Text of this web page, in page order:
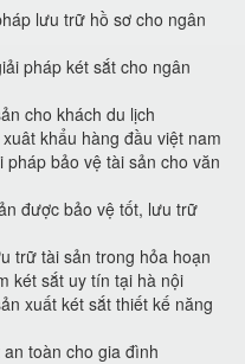
lưu trữ hồ sơ cho ngân
pháp két sắt cho ngân
cho khách du lịch
khẩu hàng đầu việt nam
pháp bảo vệ tài sản cho văn
được bảo vệ tốt, lưu trữ
trữ tài sản trong hỏa hoạn
két sắt uy tín tại hà nội
xuất két sắt thiết kế năng
toàn cho gia đình